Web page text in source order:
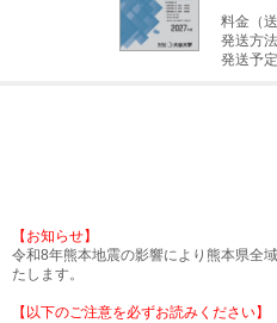
料金（
発送方法
発送予
【お知らせ】
令和8年熊本地震の影響により熊本県全
たします。
【以下のご注意を必ずお読みください】